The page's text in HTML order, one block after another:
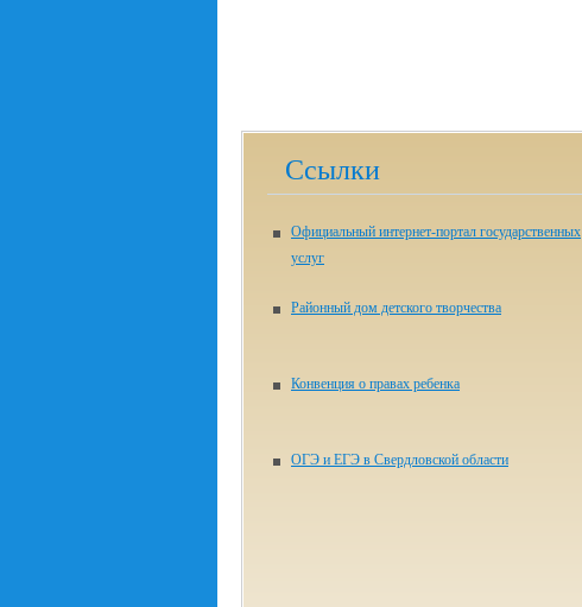
Ссылки
Официальный интернет-портал государственных
услуг
Районный дом детского творчества
Конвенция о правах ребенка
ОГЭ и ЕГЭ в Свердловской области